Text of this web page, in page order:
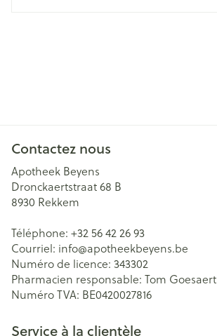
Contactez nous
Apotheek Beyens
Dronckaertstraat 68 B
8930 Rekkem
Téléphone: +32 56 42 26 93
Courriel: info@apotheekbeyens.be
Numéro de licence: 343302
Pharmacien responsable: Tom Goesaert
Numéro TVA: BE0420027816
Service à la clientèle